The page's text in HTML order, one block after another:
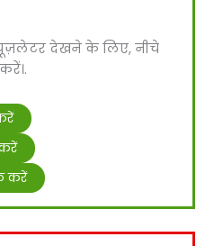
देखने के लिए, नीचे
करें